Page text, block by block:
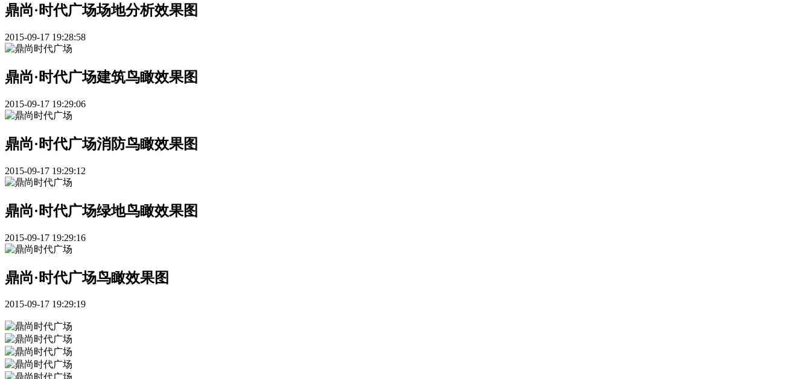
鼎尚·时代广场场地分析效果图
2015-09-17 19:28:58
鼎尚·时代广场建筑鸟瞰效果图
2015-09-17 19:29:06
鼎尚·时代广场消防鸟瞰效果图
2015-09-17 19:29:12
鼎尚·时代广场绿地鸟瞰效果图
2015-09-17 19:29:16
鼎尚·时代广场鸟瞰效果图
2015-09-17 19:29:19